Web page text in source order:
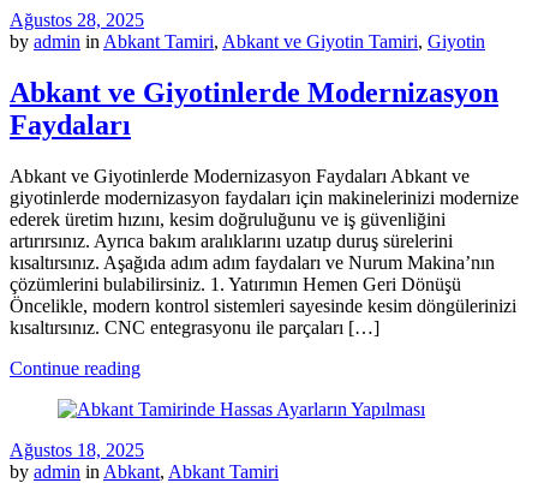
Ağustos 28, 2025
by admin in Abkant Tamiri, Abkant ve Giyotin Tamiri, Giyotin
Abkant ve Giyotinlerde Modernizasyon
Faydaları
Abkant ve Giyotinlerde Modernizasyon Faydaları Abkant ve
giyotinlerde modernizasyon faydaları için makinelerinizi modernize
ederek üretim hızını, kesim doğruluğunu ve iş güvenliğini
artırırsınız. Ayrıca bakım aralıklarını uzatıp duruş sürelerini
kısaltırsınız. Aşağıda adım adım faydaları ve Nurum Makina’nın
çözümlerini bulabilirsiniz. 1. Yatırımın Hemen Geri Dönüşü
Öncelikle, modern kontrol sistemleri sayesinde kesim döngülerinizi
kısaltırsınız. CNC entegrasyonu ile parçaları […]
Continue reading
Ağustos 18, 2025
by admin in Abkant, Abkant Tamiri